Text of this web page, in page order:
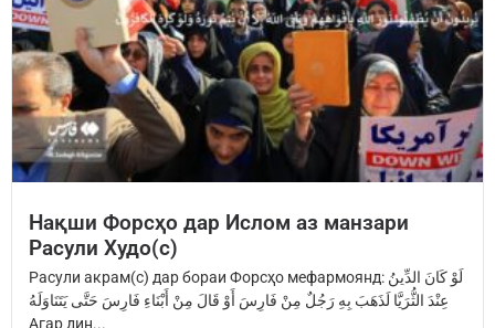
Нақши Форсҳо дар Ислом аз манзари
Расули Худо(с)
Расули акрам(с) дар бораи Форсҳо мефармоянд: ‏لَوْ كَانَ الدِّينُ
عِنْدَ ‏الثُّرَيَّا‏ ‏لَذَهَبَ بِهِ رَجُلٌ مِنْ فَارِسَ ‏أَوْ قَالَ مِنْ أَبْنَاءِ فَارِسَ ‏حَتَّى يَتَنَاوَلَهُ
Агар дин...